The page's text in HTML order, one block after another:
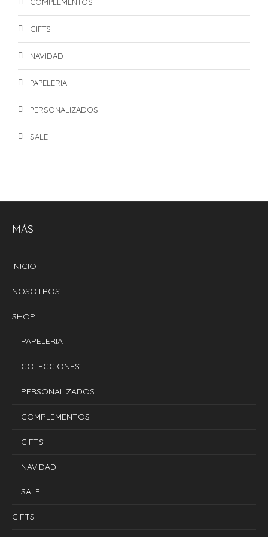
GIFTS
NAVIDAD
PAPELERIA
PERSONALIZADOS
SALE
MÁS
INICIO
NOSOTROS
SHOP
PAPELERIA
COLECCIONES
PERSONALIZADOS
COMPLEMENTOS
GIFTS
NAVIDAD
SALE
GIFTS